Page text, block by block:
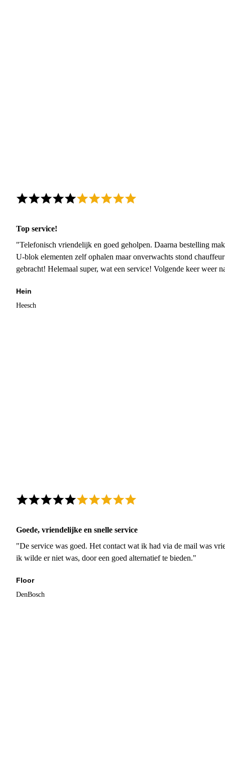
Top service!
"Telefonisch vriendelijk en goed geholpen. Daarna bestelling
U-blok elementen zelf ophalen maar onverwachts stond
gebracht! Helemaal super, wat een service! Volgende keer weer
Hein
Heesch
Goede, vriendelijke en snelle service
"De service was goed. Het contact wat ik had via de mail was
ik wilde er niet was, door een goed alternatief te bieden."
Floor
DenBosch